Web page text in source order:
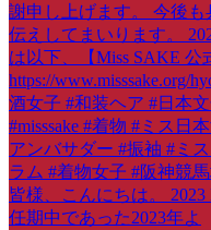
皆様、こんにちは。 2023
任期中であった2023年よ